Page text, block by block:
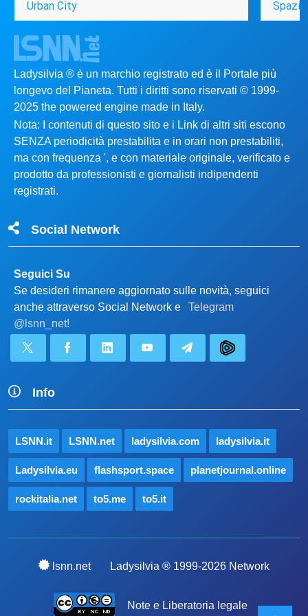
Urban City Spazio
Ladysilvia ® è un marchio registrato ed è il Portale più
longevo del Pianeta. Tutti i diritti sono riservati © 1999-
2025 the powered engine made in Italy.
Nota: I contenuti di questo sito e i Link di altri siti escono
SENZA periodicità prestabilita e in orari non prestabiliti,
ma con frequenza ', e con materiale originale, verificato e
prodotto da professionisti e giornalisti indipendenti
registrati.
Social Network
Seguici Su
Se desideri rimanere aggiornato sulle novità, seguici
anche attraverso Social Network e
Telegram
@lsnn_net!
Info
LSNN.it LSNN.net ladysilvia.com ladysilvia.it
Ladysilvia.eu flashsport.space planetjournal.online
rockitalia.net to5.me to5.it
lsnn.net Ladysilvia ® 1999-2026 Network
Note e Liberatoria legale